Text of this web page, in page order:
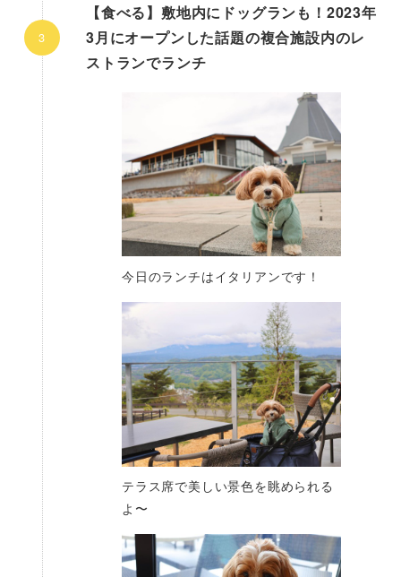
【食べる】敷地内にドッグランも！2023年
3月にオープンした話題の複合施設内のレ
ストランでランチ
今日のランチはイタリアンです！
テラス席で美しい景色を眺められる
よ〜